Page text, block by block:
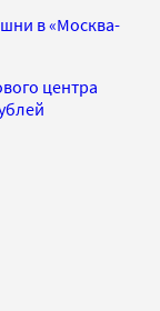
в «Москва-
центра